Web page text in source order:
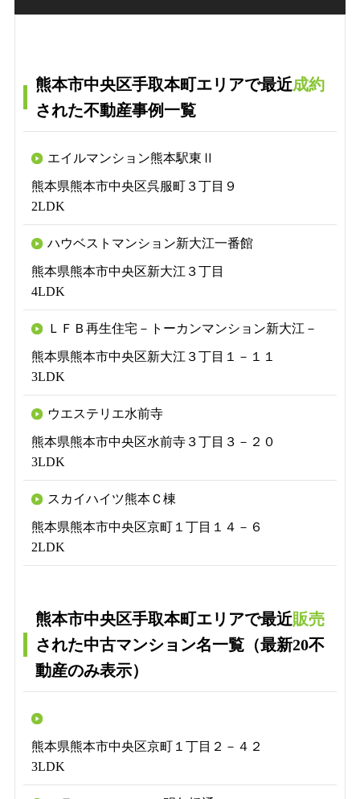
熊本市中央区手取本町エリアで最近成約
された不動産事例一覧
エイルマンション熊本駅東Ⅱ
熊本県熊本市中央区呉服町３丁目９
2LDK
ハウベストマンション新大江一番館
熊本県熊本市中央区新大江３丁目
4LDK
ＬＦＢ再生住宅－トーカンマンション新大江－
熊本県熊本市中央区新大江３丁目１－１１
3LDK
ウエステリエ水前寺
熊本県熊本市中央区水前寺３丁目３－２０
3LDK
スカイハイツ熊本Ｃ棟
熊本県熊本市中央区京町１丁目１４－６
2LDK
熊本市中央区手取本町エリアで最近販売
された中古マンション名一覧（最新20不
動産のみ表示）
熊本県熊本市中央区京町１丁目２－４２
3LDK